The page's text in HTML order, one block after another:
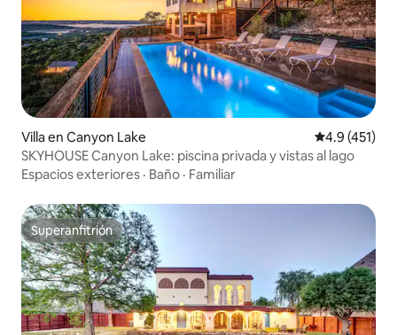
Villa en Canyon Lake Calificación
4.9 (451)
SKYHOUSE Canyon Lake: piscina privada y vistas al lago
Espacios exteriores · Baño · Familiar
Superanfitrión
Superanfitrión